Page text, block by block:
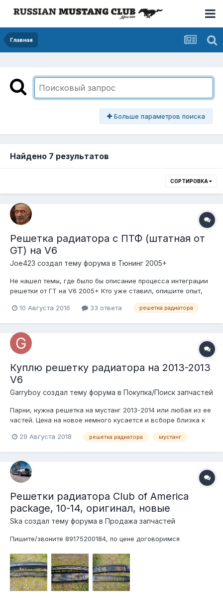
Главная
Больше параметров поиска
Найдено 7 результатов
СОРТИРОВКА
Решетка радиатора с ПТФ (штатная от
GT) на V6
Joe423 создал тему форума в Тюнинг 2005+
Не нашел темы, где было бы описание процесса интеграции
решетки от ГТ на V6 2005+ Кто уже ставил, опишите опыт,
проблем на V6? Надо ли сразу докупать к ней оригинальные
присобачить? Е...
10 Августа 2016 33 ответа решетка радиатора
Куплю решетку радиатора на 2013-2013
V6
Garryboy создал тему форума в Покупка/Поиск запчастей
Парни, нужна решетка на мустанг 2013-2014 или любая из ее
частей. Цена на новое немного кусается и всборе близка к
могу и заехать, чтобы не отправлять.
29 Августа 2018 решетка радиатора мустанг
Решетки радиатора Club of America
package, 10-14, оригинал, новые
Ska создал тему форума в Продажа запчастей
Пишите/звоните 89175200184, по цене договоримся